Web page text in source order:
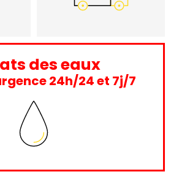
des eaux
24h/24 et 7j/7